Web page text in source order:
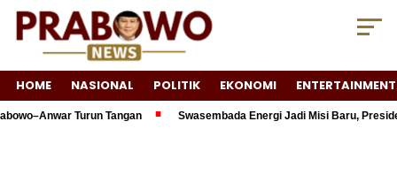
HOME NASIONAL POLITIK EKONOMI ENTERTAINMENT
Turun Tangan Swasembada Energi Jadi Misi Baru, Presiden